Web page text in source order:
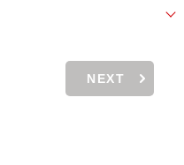
NEXT